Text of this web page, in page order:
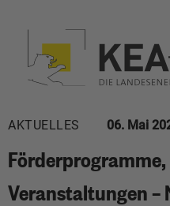
AKTUELLES 06. Mai
Veranstaltungen –